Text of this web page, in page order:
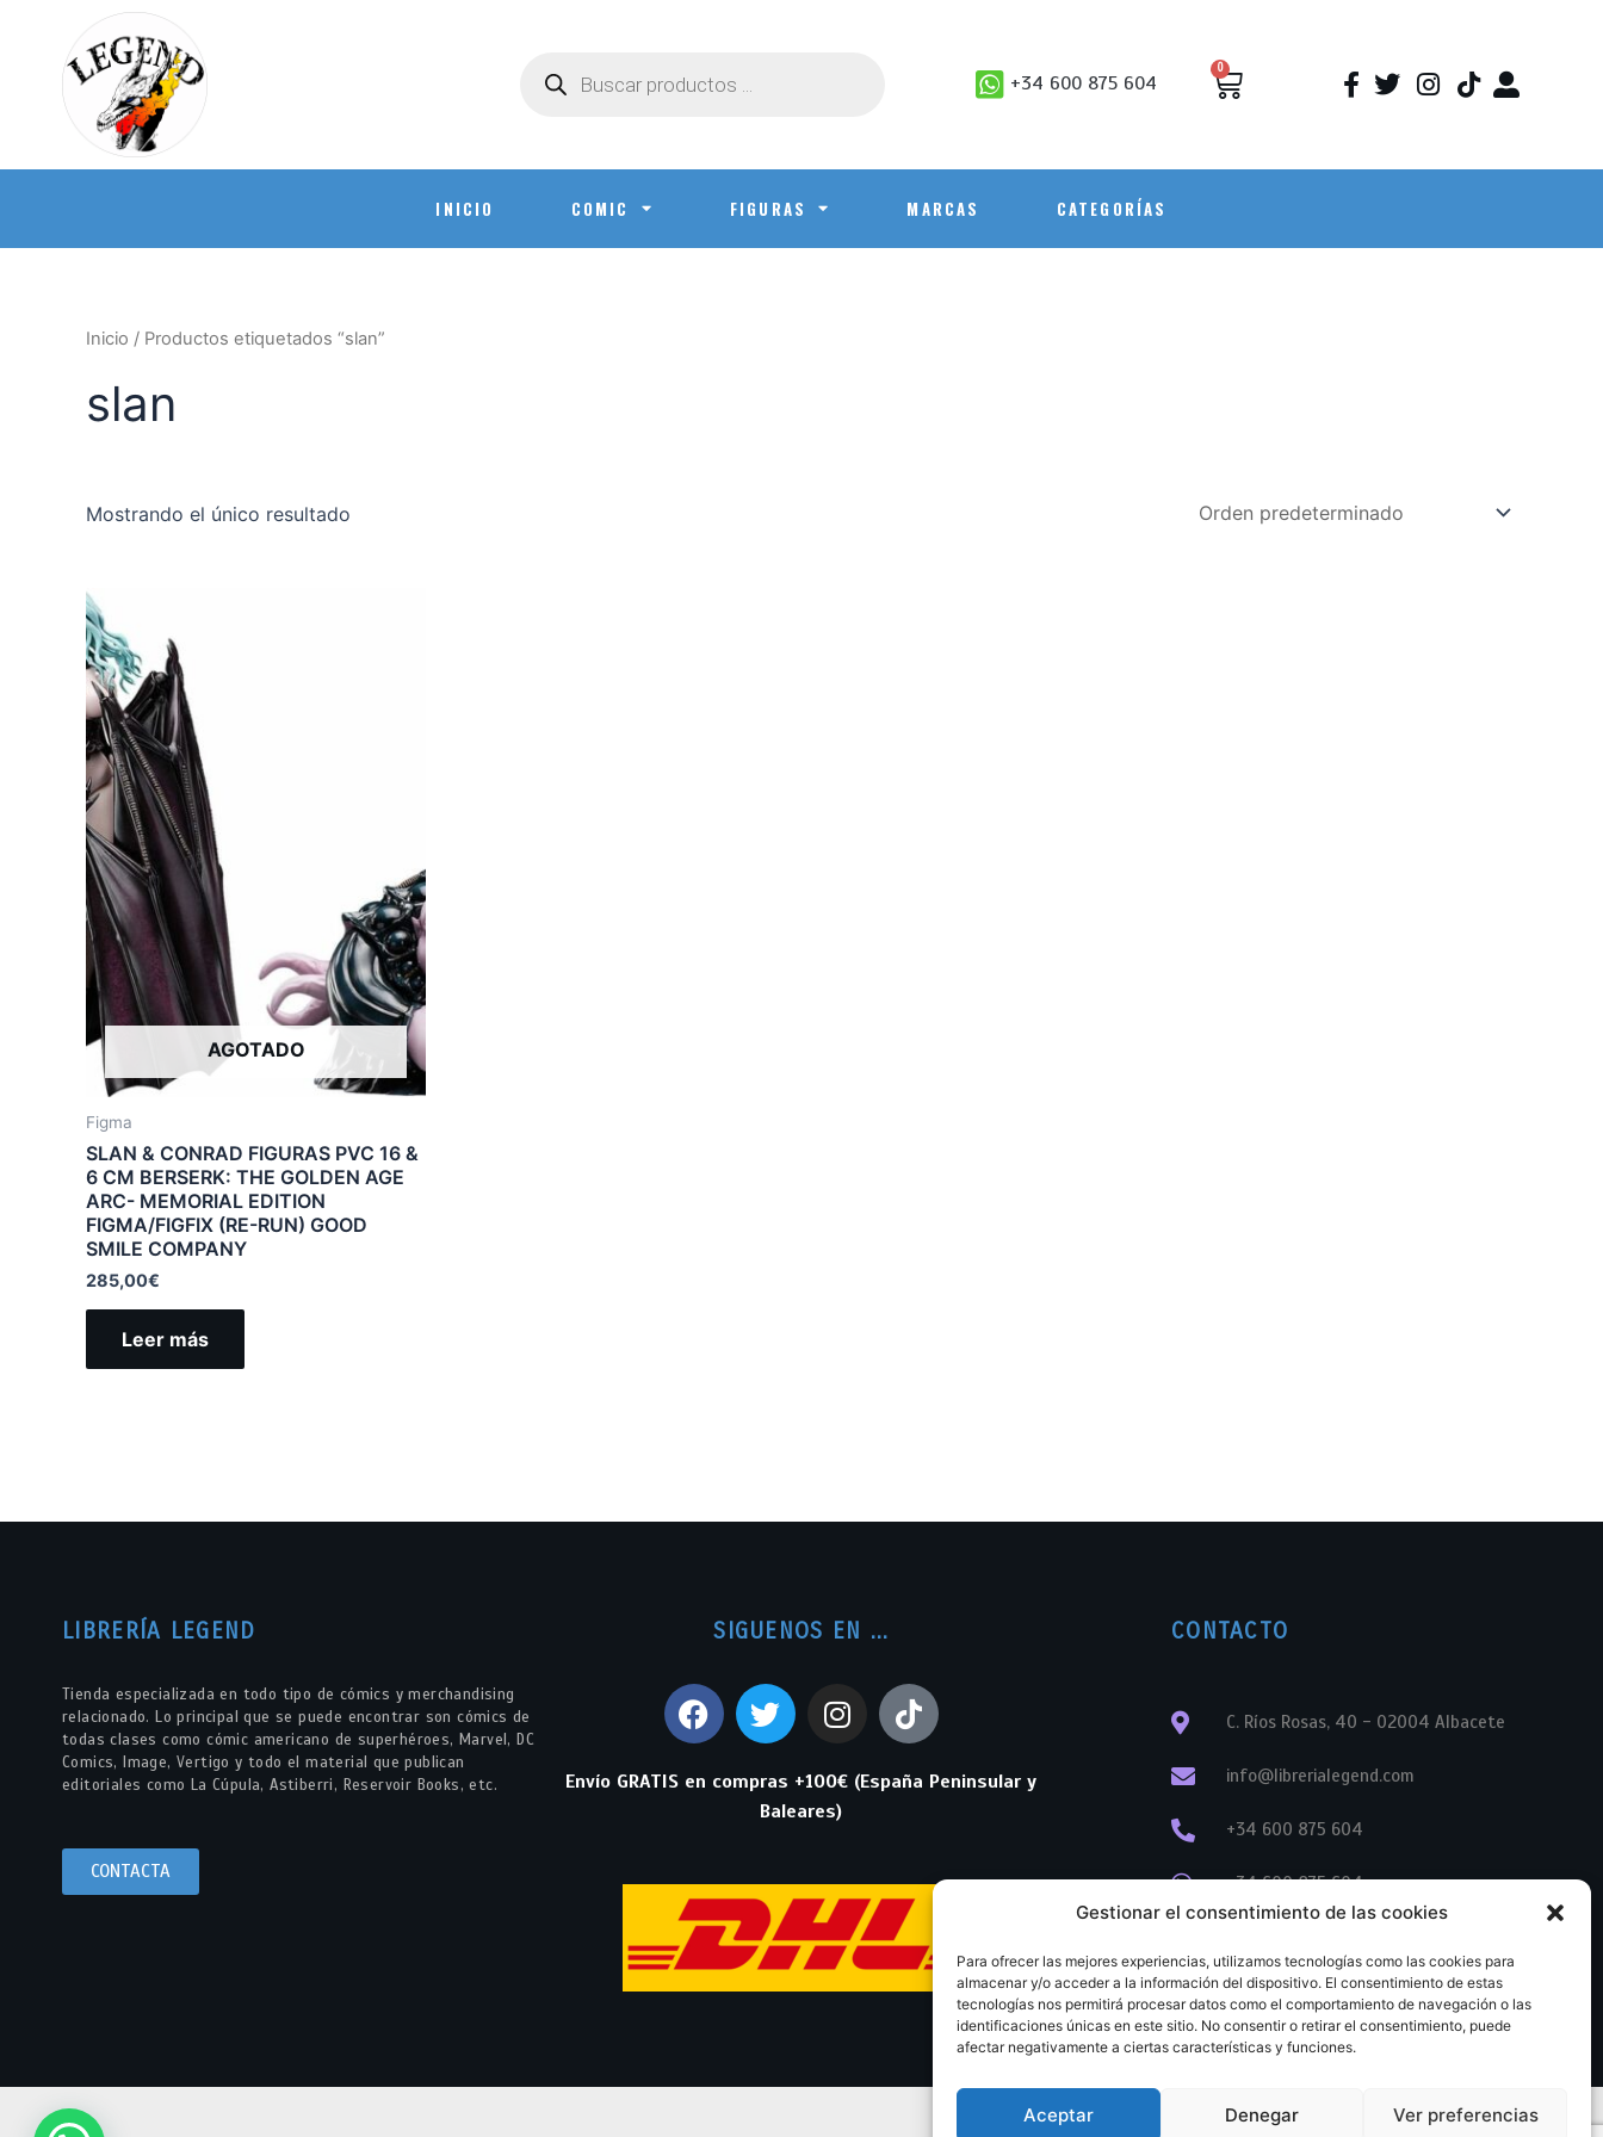
Gestionar el consentimiento de las cookies
Para ofrecer las mejores experiencias, utilizamos tecnologías como las cookies para
almacenar y/o acceder a la información del dispositivo. El consentimiento de estas
tecnologías nos permitirá procesar datos como el comportamiento de navegación o las
identificaciones únicas en este sitio. No consentir o retirar el consentimiento, puede
afectar negativamente a ciertas características y funciones.
Aceptar Denegar Ver preferencias
+34 600 875 604
0
INICIO COMIC FIGURAS MARCAS CATEGORÍAS
Inicio / Productos etiquetados “slan”
slan
Mostrando el único resultado
AGOTADO
Figma
SLAN & CONRAD FIGURAS PVC 16 &
6 CM BERSERK: THE GOLDEN AGE
ARC- MEMORIAL EDITION
FIGMA/FIGFIX (RE-RUN) GOOD
SMILE COMPANY
285,00€
Leer más
LIBRERÍA LEGEND
Tienda especializada en todo tipo de cómics y merchandising
relacionado. Lo principal que se puede encontrar son cómics de
todas clases como cómic americano de superhéroes, Marvel, DC
Comics, Image, Vertigo y todo el material que publican
editoriales como La Cúpula, Astiberri, Reservoir Books, etc.
CONTACTA
SIGUENOS EN ...
Envío GRATIS en compras +100€ (España Peninsular y
Baleares)
CONTACTO
C. Ríos Rosas, 40 - 02004 Albacete
info@librerialegend.com
+34 600 875 604
+34 600 875 604